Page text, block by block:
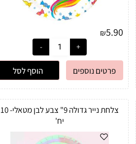
₪5.90
פרטים נוספים הוסף לסל
צלחת נייר גדולה 9" צבע לבן מטאלי- 10
יח'